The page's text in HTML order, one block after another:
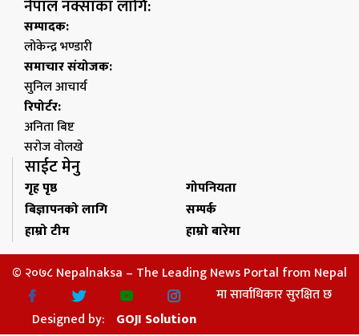
नेपाल नक्साका लागि:
सम्पादक:
लोकेन्द्र भण्डारी
समाचार संयोजक:
सुनिल आचार्य
रिपोर्टर:
अनिता बिष्ट
सरोज वोलखे
साईट मेनु
गृह पृष्ठ
गोपनियता
बिज्ञापनको लागि
सम्पर्क
हाम्रो टीम
हाम्रो बारेमा
© २०७८ Nepalnaksa – The Leading News Portal from Nepal
मा सार्वाधिकार सुरक्षित छ
Designed by: GOJI Solution